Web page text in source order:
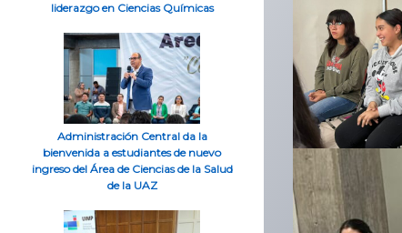
liderazgo en Ciencias Químicas
Administración Central da la
bienvenida a estudiantes de nuevo
ingreso del Área de Ciencias de la Salud
de la UAZ